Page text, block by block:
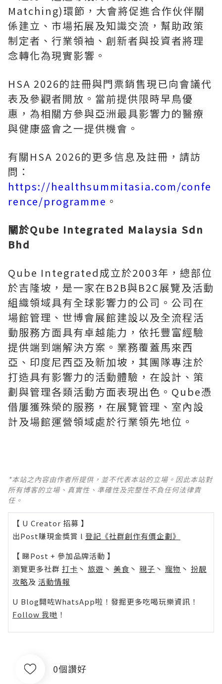
Matching)環節，大會將促進合作伙伴關
係建立、市場拓展及知識交流，幫助政策
制定者、行業領袖、創新者與投資者將理
念轉化為現實影響。
HSA 2026的註冊與門票銷售現已向會議代
表及參觀者開放。當前提供限時早鳥優
惠，為相關方參與亞洲最具影響力的醫療
與健康盛會之一提供機會。
有關HSA 2026的更多信息及註冊，請訪
問：
https://healthsummitasia.com/confe
rence/programme 。
關於Qube Integrated Malaysia Sdn
Bhd
Qube Integrated成立於2003年，總部位
於吉隆坡，是一家在B2B與B2C展覽及活動
組織領域具有全球影響力的公司。公司在
場館管理、世博會展館建設以及全流程活
動服務方面具有卓越能力，依托豐富經驗
提供端到端解決方案。業務覆蓋馬來西
亞、印度尼西亞及新加坡，其團隊專注於
打造具有影響力的活動體驗，在設計、策
劃與管理各類活動方面表現出色。Qube憑
借屢獲殊榮的服務，在展覽管理、室內設
計及場館運營領域處於行業領先地位。
*本站之內容由作者所提供，並不代表本站的立場。因此本站對
所有博客的立場、真實性、準確性及完整性不負任何法律責
任。
【 U Creator 招募 】
出Post賺現金獎賞 l 登記《社群創作有價企劃》
【 睇Post + 參加品牌活動 】
瀏覽更多社群 打卡 丶 旅遊 丶 美食 丶 親子 丶 寵物 丶 扮靚
攻略及 活動情報
U Blog開咗WhatsApp啦！發掘更多吃喝玩樂資訊！
Follow 我哋 ！
0個讚好